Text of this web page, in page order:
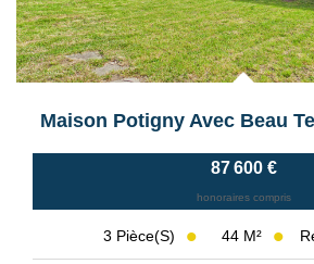
Maison Potigny Avec Beau
87 600 €
honoraires compris
3 Pièce(s) 44 M²